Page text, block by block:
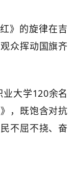
》的旋律在吉
众挥动国旗齐
大学120余名
，既饱含对抗
不屈不挠、奋